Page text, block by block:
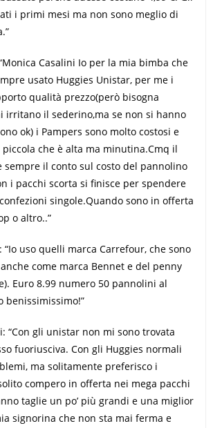
i primi mesi ma non sono meglio di
Casalini Io per la mia bimba che
usato Huggies Unistar, per me i
qualità prezzo(però bisogna
irritano il sederino,ma se non si hanno
ok) i Pampers sono molto costosi e
che è alta ma minutina.Cmq il
sempre il conto sul costo del pannolino
i pacchi scorta si finisce per spendere
singole.Quando sono in offerta
o altro..”
“Io uso quelli marca Carrefour, che sono
come marca Bennet e del penny
Euro 8.99 numero 50 pannolini al
benissimissimo!”
“Con gli unistar non mi sono trovata
fuoriusciva. Con gli Huggies normali
ma solitamente preferisco i
compero in offerta nei mega pacchi
taglie un po’ più grandi e una miglior
signorina che non sta mai ferma e